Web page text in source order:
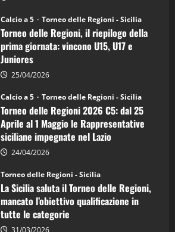
Juniores
è
vicecampione
d’Italia
Calcio a 5 Torneo delle Regioni - Sicilia
Torneo delle Regioni, il riepilogo della
prima giornata: vincono U15, U17 e
Juniores
25/04/2026
Calcio a 5 Torneo delle Regioni - Sicilia
Torneo delle Regioni 2026 C5: dal 25
Aprile al 1 Maggio le Rappresentative
siciliane impegnate nel Lazio
24/04/2026
Torneo delle Regioni - Sicilia
La Sicilia saluta il Torneo delle Regioni,
mancato l’obiettivo qualificazione in
tutte le categorie
31/03/2026